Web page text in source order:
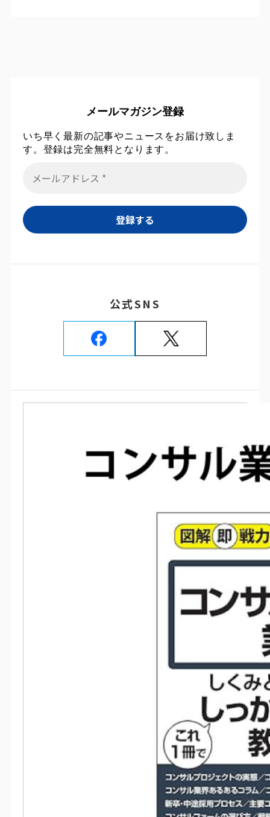
メールマガジン登録
いち早く最新の記事やニュースをお届け致しま
す。登録は完全無料となります。
公式SNS